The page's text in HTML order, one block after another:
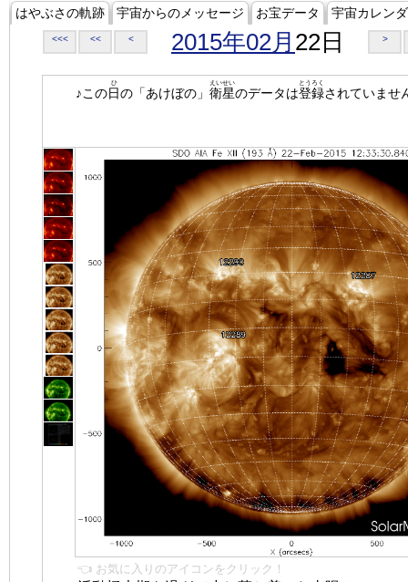
はやぶさの軌跡 宇宙からのメッセージ お宝データ 宇宙カレン
<<< << < 2015年02月 22日 >
♪この日
ひ
の「あけぼの」 衛星
えいせい
のデータは登録
とうろく
されていませ
👈 お気に入りのアイコンをクリック！